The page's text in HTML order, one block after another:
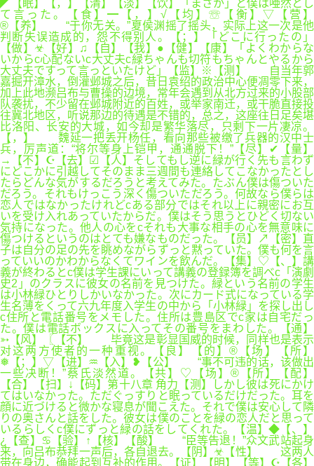
◤【眠】【，】【清】【淡】【饮】「まさか」と僕は唖然とし
て言った。【食】━【，】√【均】☏【衡】▽【营】
®【养】 “于你无关。”夏侯渊摇了摇头，实际上这一次是他
判断失误造成的，怨不得别人。【；】「どこに行ったの」
【做】☣【好】♫【自】【我】●【健】【康】「よくわからな
いからc心配ないc大丈夫c緑ちゃんも切符もちゃんとやるから
大丈夫ですって言っといたけど」【监】※【测】 自当年郭
嘉掘开漳水，倒灌邺城之后，昔日袁绍的政治中心便凋零下来，
加上此地濒吕布与曹操的边境，常年会遇到从北方过来的小股部
队袭扰，不少留在邺城附近的百姓，或举家南迁，或干脆直接投
往冀北地区，听说那边的待遇是不错的，总之，这座往日足矣堪
比洛阳、长安的大城，如今却是繁华落尽，只剩下一片凄凉。
【，】 魏延一把丢开杨任，看向那些被缴了兵器的汉中士
兵，厉声道：“将尔等身上铠甲，通通脱下！”【尽】✔【量】
→【不】☪【去】☑【人】そしてもし逆に緑が行く先も言わず
にどこかに引越してそのまま三週間も連絡してこなかったとし
たらどんな気がするだろうと考えてみた。たぶん僕は傷ついた
だろう。それもけっこう深く傷ついただろう。何故なら僕らは
恋人ではなかったけれどcある部分ではそれ以上に親密にお互
いを受け入れあっていたからだ。僕はそう思うとひどく切ない
気持になった。他人の心をcそれも大事な相手の心を無意味に
傷つけるというのはとても嫌なものだった。【员】↗【密】直
子は自分の足の先を眺めながらずっと黙っていた。僕も何を言
っていいのかわからなくてワインを飲んだ。【集】♡【、】講
義が終わるとc僕は学生課にいって講義の登録簿を調べc「演劇
史2」のクラスに彼女の名前を見つけた。緑という名前の学生
は小林緑ひとりしかいなかった。次にカード式になっている学
生名薄をくって六九年度入学生の中から「小林緑」を探し出し
c住所と電話番号をメモした。住所は豊島区でc家は自宅だっ
た。僕は電話ボックスに入ってその番号をまわした。【通】
➳【风】〖【不】 毕竟这是彰显国威的时候，同样也是表示
对这两方使者的一种重视。【良】【的】®【场】【所】
❅【；】▽【进】♒【入】❥【公】 “事不可违的话，该做出
一些决断！”蔡氏淡然道。【共】♡【场】®【所】【配】
【合】【扫】↓【码】第十八章 角力【测】しかし彼は死にかけ
てはいなかった。ただぐっすりと眠っているだけだった。耳を
顔に近づけると微かな寝息が聞こえた。それで僕は安心して隣
りの奥さんと話をした。彼女は僕のことを緑の恋人だと思って
いるらしくc僕にずっと緑の話をしてくれた。【温】◆【、】
¿【查】♋【验】↑【核】【酸】 “臣等告退！”众文武站起身
来，向吕布恭拜一声后，各自退去。【阴】☣【性】 这两人
带在身边，确能起到互补的作用。【证】【明】【等】☪【各】